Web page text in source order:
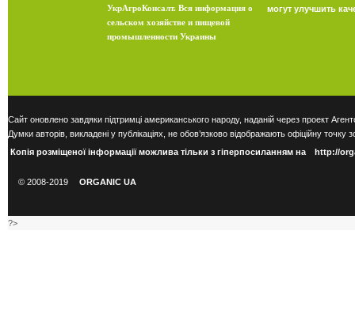
УкрАгроКонсалт. Вся информация о
сельском хозяйстве и пищевой
промышленности Украины
могут улучшить
Сайт оновлено завдяки підтримці американського народу, наданій через проект
Думки авторів, викладені у публікаціях, не обов’язково відображають офіційну
Копія розміщеної інформації можлива тільки з гіперпосиланням на
http://
© 2008-2019 ORGANIC UA
?>